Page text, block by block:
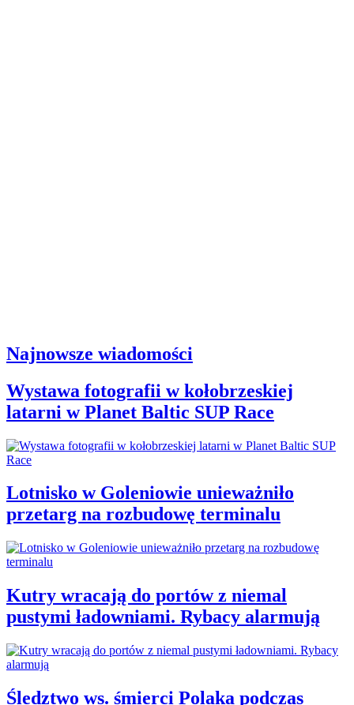
Najnowsze wiadomości
Wystawa fotografii w kołobrzeskiej
latarni w Planet Baltic SUP Race
Lotnisko w Goleniowie unieważniło
przetarg na rozbudowę terminalu
Kutry wracają do portów z niemal
pustymi ładowniami. Rybacy alarmują
Śledztwo ws. śmierci Polaka podczas